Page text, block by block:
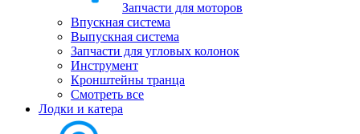
Запчасти для моторов
Впускная система
Выпускная система
Запчасти для угловых колонок
Инструмент
Кронштейны транца
Смотреть все
Лодки и катера